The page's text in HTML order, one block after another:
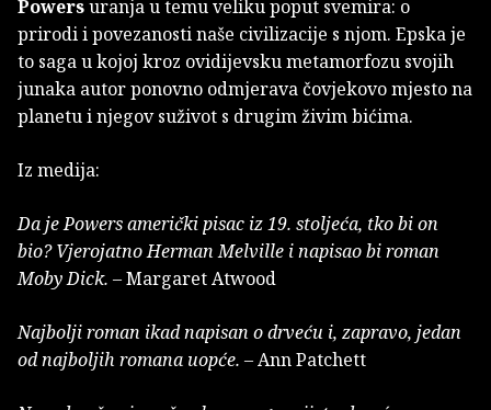
Powersuranja u temu veliku poput svemira: o
prirodi i povezanosti naše civilizacije s njom. Epska je
to saga u kojoj kroz ovidijevsku metamorfozu svojih
junaka autor ponovno odmjerava čovjekovo mjesto na
planetu i njegov suživot s drugim živim bićima.
Iz medija:
Da je Powers američki pisac iz 19. stoljeća, tko bi on
bio? Vjerojatno Herman Melville i napisao bi roman
Moby Dick. – Margaret Atwood
Najbolji roman ikad napisan o drveću i, zapravo, jedan
od najboljih romana uopće. – Ann Patchett